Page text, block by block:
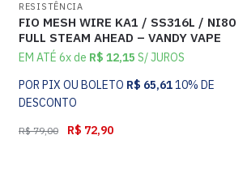
RESISTÊNCIA
FIO MESH WIRE KA1 / SS316L / NI80
FULL STEAM AHEAD – VANDY VAPE
EM ATÉ 6x de R$ 12,15 S/ JUROS
POR PIX OU BOLETO R$ 65,6110% DE
DESCONTO
R$79,00 R$ 72,90